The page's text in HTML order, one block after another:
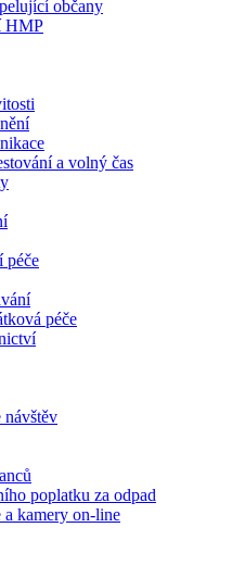
občany
HMP
a volný čas
péče
péče
návštěv
poplatku za odpad
kamery on-line